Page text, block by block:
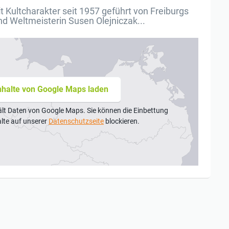
Kultcharakter seit 1957 geführt von Freiburgs
Weltmeisterin Susen Olejniczak...
von Google Maps laden
Daten von Google Maps. Sie können die Einbettung
auf unserer Datenschutzseite blockieren.